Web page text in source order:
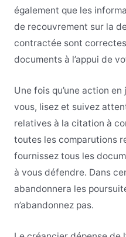
également que les
de recouvrement sur la
contractée sont
documents à l’appui de
Une fois qu’une action
vous, lisez et suivez
relatives à la citation à
toutes les comparutions
fournissez tous les
à vous défendre. Dans
abandonnera les
n’abandonnez pas.